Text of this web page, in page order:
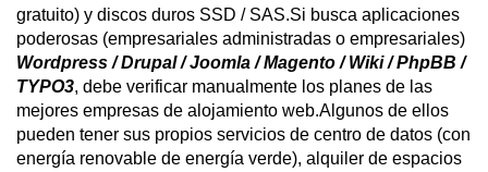
gratuito) y discos duros SSD / SAS.Si busca aplicaciones
poderosas (empresariales administradas o empresariales)
Wordpress / Drupal / Joomla / Magento / Wiki / PhpBB /
TYPO3, debe verificar manualmente los planes de las
mejores empresas de alojamiento web.Algunos de ellos
pueden tener sus propios servicios de centro de datos (con
energía renovable de energía verde), alquiler de espacios